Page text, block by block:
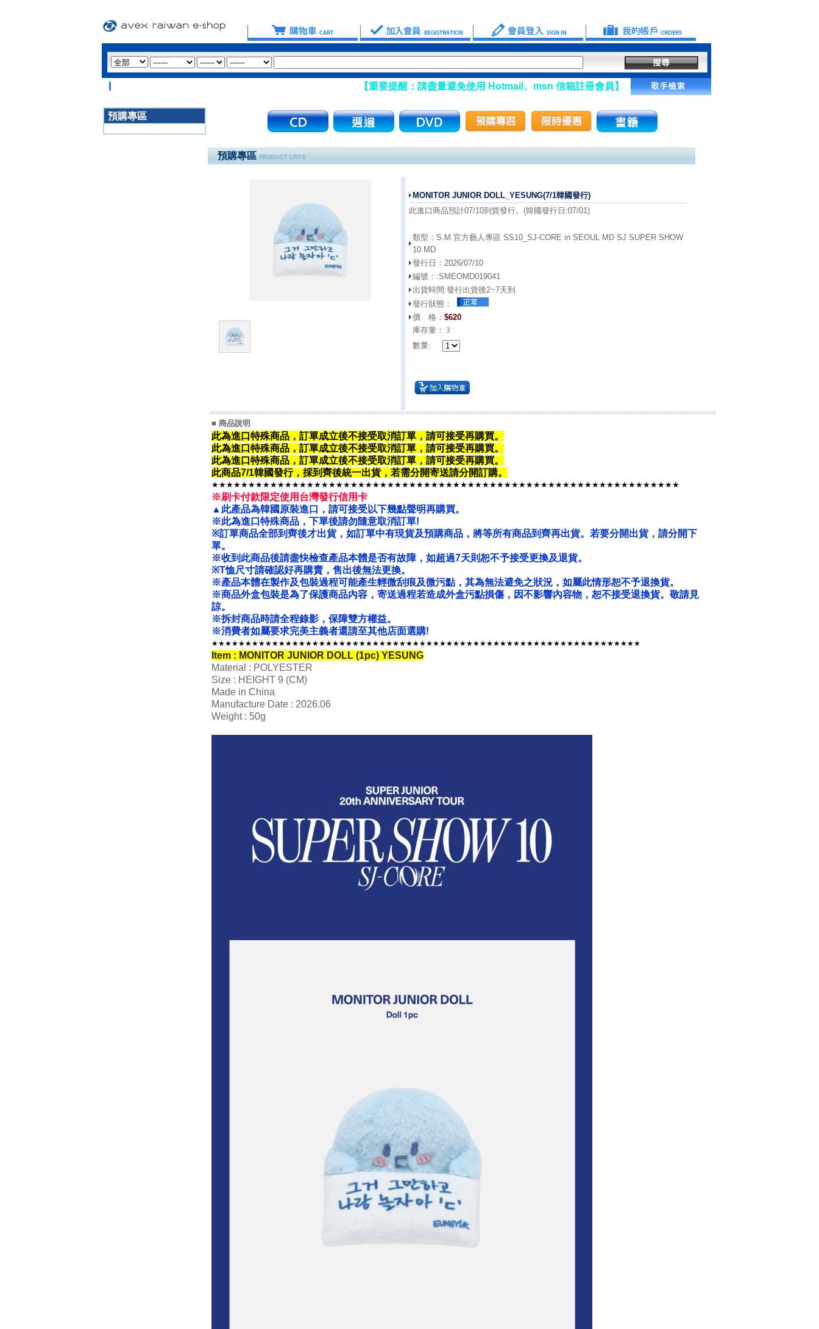
【重要提醒：請盡量避免使用 Hotmail、msn 信箱註冊會員】
預購專區
預購專區 PRODUCT LISTS
MONITOR JUNIOR DOLL_YESUNG(7/1韓國發行)
此進口商品預計07/10到貨發行。(韓國發行日:07/01)
類型： S.M.官方藝人專區 SS10_SJ-CORE in SEOUL MD SJ SUPER SHOW
10 MD
發行日： 2026/07/10
編號：:SMEOMD019041
出貨時間:發行出貨後2~7天到
發行狀態：
價 格： $620
庫存量： 3
數量:
■ 商品說明
此為進口特殊商品，訂單成立後不接受取消訂單，請可接受再購買。
此為進口特殊商品， 訂單成立後不接受取消訂單，請可接受再購買。
此為進口特殊商品， 訂單成立後不接受取消訂單，請可接受再購買。
此商品7/1韓國發行，採到齊後統一出貨，若需分開寄送請分開訂購。
★★★★★★★★★★★★★★★★★★★★★★★★★★★★★★★★★★★★★★★★★★★★★★★★★★★★★★★★★★★★★★★★
※刷卡付款限定使用台灣發行信用卡
▲此產品為韓國原裝進口，請可接受以下幾點聲明再購買。
※此為進口特殊商品，下單後請勿隨意取消訂單!
※訂單商品全部到齊後才出貨，如訂單中有現貨及預購商品，將等所有商品到齊再出貨。若要分開出貨，請分開下
單。
※收到此商品後請盡快檢查產品本體是否有故障，如超過7天則恕不予接受更換及退貨。
※T恤尺寸請確認好再購賣，售出後無法更換。
※產品本體在製作及包裝過程可能產生輕微刮痕及微污點，其為無法避免之狀況，如屬此情形恕不予退換貨。
※商品外盒包裝是為了保護商品內容，寄送過程若造成外盒污點損傷，因不影響內容物，恕不接受退換貨。敬請見
諒。
※拆封商品時請全程錄影，保障雙方權益。
※消費者如屬要求完美主義者還請至其他店面選購!
★★★★★★★★★★★★★★★★★★★★★★★★★★★★★★★★★★★★★★★★★★★★★★★★★★★★★★★★★★★★★★★★
Item : MONITOR JUNIOR DOLL (1pc) YESUNG
Material : POLYESTER
Size : HEIGHT 9 (CM)
Made in China
Manufacture Date : 2026.06
Weight : 50g